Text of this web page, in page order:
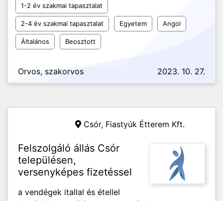
1-2 év szakmai tapasztalat
2-4 év szakmai tapasztalat Egyetem Angol
Általános Beosztott
Orvos, szakorvos 2023. 10. 27.
Csór, Fiastyúk Étterem Kft.
Felszolgáló állás Csór
településen,
versenyképes fizetéssel
a vendégek itallal és étellel